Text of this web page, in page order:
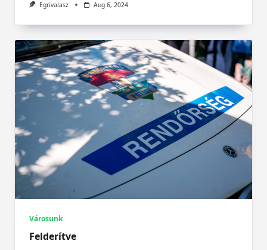
Egrivalasz Aug 6, 2024
Városunk
Felderítve